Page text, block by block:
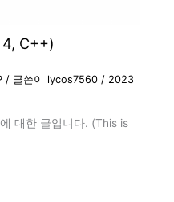
C++)
/ 글쓴이 lycos7560 / 2023
대한 글입니다. (This is